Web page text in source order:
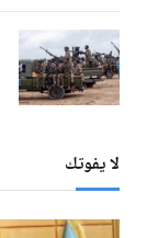
لا يفوتك